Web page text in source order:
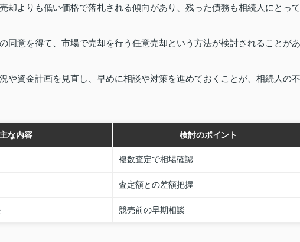
却よりも低い価格で落札される傾向があり、残った債務も相続人にとって
同意を得て、市場で売却を行う任意売却という方法が検討されることがあ
や資金計画を見直し、早めに相談や対策を進めておくことが、相続人の不
主な内容 検討のポイント
複数査定で相場確認
査定額との差額把握
競売前の早期相談